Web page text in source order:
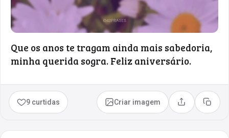
Que os anos te tragam ainda mais sabedoria,
minha querida sogra. Feliz aniversário.
9 curtidas Criar imagem Compartilhar
Copiar